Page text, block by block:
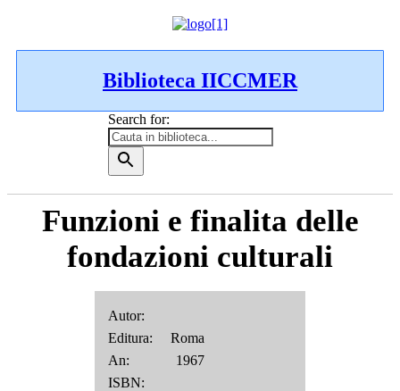
Biblioteca IICCMER
Search for:
Funzioni e finalita delle
fondazioni culturali
Autor:
Editura: Roma
An: 1967
ISBN: